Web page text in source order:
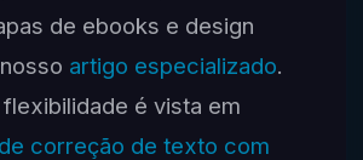
de ebooks e design
artigo especializado.
flexibilidade é vista em
correção de texto com